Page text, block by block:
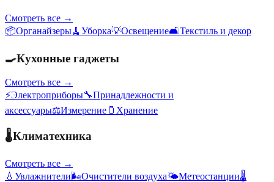
Смотреть все →
📦Органайзеры🧹 Уборка💡Освещение🛋️Текстиль и декор
🍳Кухонные гаджеты
Смотреть все →
⚡Электроприборы🔧Принадлежности и
аксессуары⚖️Измерение 🫙 Хранение
🌡️Климатехника
Смотреть все →
💧 Увлажнители🌬️Очистители воздуха🌤️Метеостанции🌡️